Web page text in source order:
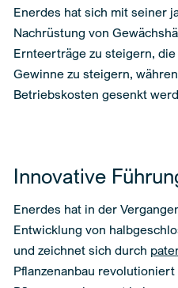
Enerdes hat sich mit seiner
Nachrüstung von
Ernteerträge zu steigern,
Gewinne zu steigern,
Betriebskosten gesenkt
Innovative
Enerdes hat in der
Entwicklung von
und zeichnet sich durch
Pflanzenanbau